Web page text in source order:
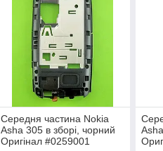
Середня частина Nokia
Asha 305 в зборі, чорний
Оригінал #0259001